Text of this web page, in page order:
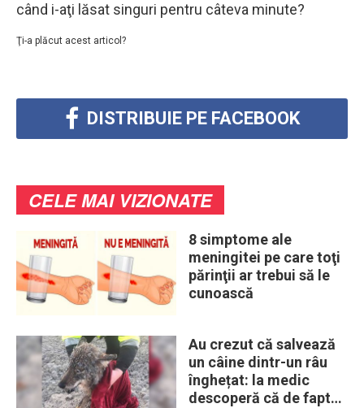
când i-aţi lăsat singuri pentru câteva minute?
Ţi-a plăcut acest articol?
DISTRIBUIE PE FACEBOOK
CELE MAI VIZIONATE
8 simptome ale
meningitei pe care toţi
părinţii ar trebui să le
cunoască
Au crezut că salvează
un câine dintr-un râu
înghețat: la medic
descoperă că de fapt